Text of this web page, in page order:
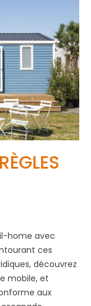
home avec
ces
découvrez
mobile, et
aux